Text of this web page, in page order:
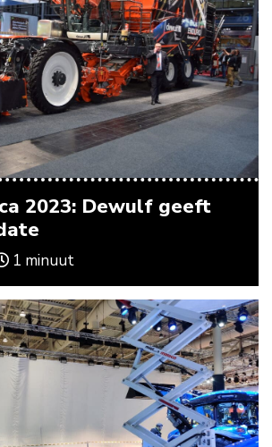
2023: Dewulf geeft
1 minuut